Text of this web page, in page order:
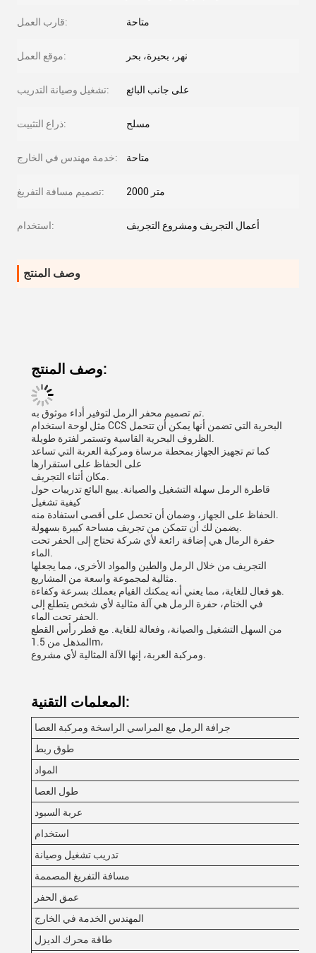
قارب العمل: متاحة
موقع العمل: نهر، بحيرة، بحر
تشغيل وصيانة التدريب: على جانب البائع
ذراع التثبيت: مسلح
خدمة مهندس في الخارج: متاحة
تصميم مسافة التفريغ: 2000 متر
استخدام: أعمال التجريف ومشروع التجريف
وصف المنتج
وصف المنتج:
مثل لوحة استخدام CCS البحرية التي تضمن أنها يمكن أن تتحمل
كما تم تجهيز الجهاز بمحطة مرساة ومركبة العربة التي تساعد
على الحفاظ على استقرارها
قاطرة الرمل سهلة التشغيل والصيانة. يبيع البائع تدريبات حول
كيفية تشغيل
حفرة الرمال هي إضافة رائعة لأي شركة تحتاج إلى الحفر تحت
التجريف من خلال الرمل والطين والمواد الأخرى، مما يجعلها
في الختام، حفرة الرمل هي آلة مثالية لأي شخص يتطلع إلى
من السهل التشغيل والصيانة، وفعالة للغاية. مع قطر رأس القطع
المذهل من 1.5m،
المعلمات التقنية:
جرافة الرمل مع المراسي الراسخة ومركبة العصا
طوق ربط
المواد
طول العصا
عربة السبود
استخدام
تدريب تشغيل وصيانة
مسافة التفريغ المصممة
عمق الحفر
المهندس الخدمة في الخارج
طاقة محرك الديزل